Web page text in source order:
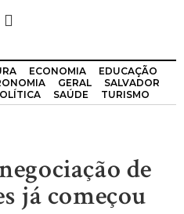
ECONOMIA
EDUCAÇÃO
GERAL
SALVADOR
SAÚDE TURISMO
de
já começou